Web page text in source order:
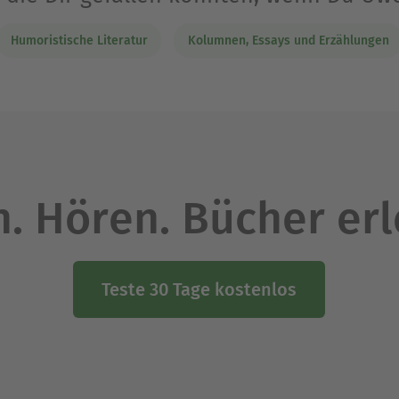
Humoristische Literatur Kolumnen, Essays und Erzählungen
Hören. Bücher
Teste 30 Tage kostenlos